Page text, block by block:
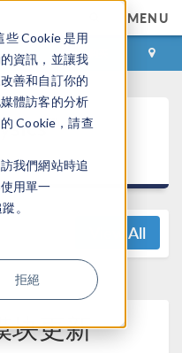
些 Cookie 是用
資訊，並讓我
善和自訂你的
體訪客的分析
Cookie，請查
我們網站時追
用單一
。
拒絕
MENU
登录 咨询与购买
®
View All
块更新